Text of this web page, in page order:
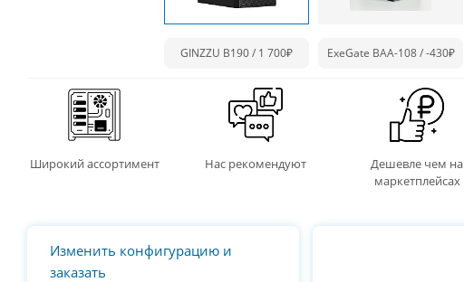
GINZZU B190 / 1 700₽ ExeGate BAA-108 /-430₽
Широкий ассортимент Нас рекомендуют
Дешевле чем на
маркетплейсах
Изменить конфигурацию и
заказать